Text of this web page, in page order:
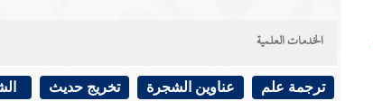
الخدمات العلمية
ترجمة علم عناوين الشجرة تخريج حديث